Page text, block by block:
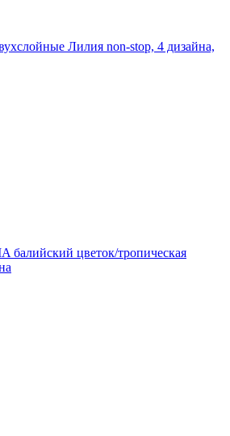
Лилия non-stop, 4 дизайна,
балийский цветок/тропическая